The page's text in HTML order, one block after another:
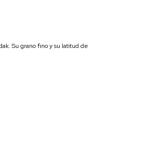
Su grano fino y su latitud de